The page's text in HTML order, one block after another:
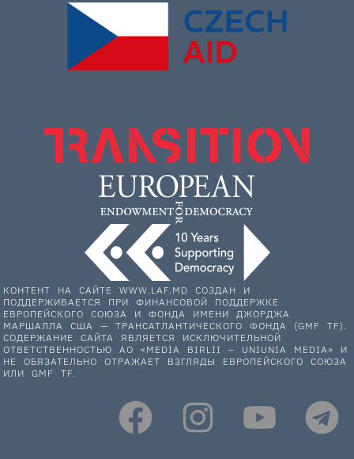
КОНТЕНТ НА САЙТЕ WWW.LAF.MD СОЗДАН И
ПОДДЕРЖИВАЕТСЯ ПРИ ФИНАНСОВОЙ ПОДДЕРЖКЕ
ЕВРОПЕЙСКОГО СОЮЗА И ФОНДА ИМЕНИ ДЖОРДЖА
МАРШАЛЛА США — ТРАНСАТЛАНТИЧЕСКОГО ФОНДА (GMF TF).
СОДЕРЖАНИЕ САЙТА ЯВЛЯЕТСЯ ИСКЛЮЧИТЕЛЬНОЙ
ОТВЕТСТВЕННОСТЬЮ АО «MEDIA BIRLII – UNIUNIA MEDIA» И
НЕ ОБЯЗАТЕЛЬНО ОТРАЖАЕТ ВЗГЛЯДЫ ЕВРОПЕЙСКОГО СОЮЗА
ИЛИ GMF TF.